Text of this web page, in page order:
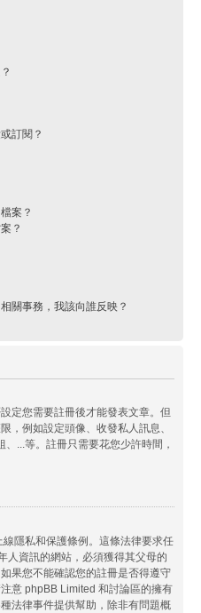
訂閱？
案？
？
關事務，我該向誰反映？
定您需要註冊後才能發表文章。但
，例如設定頭像、收發私人訊息、
...等。註冊只需要花您少許時間，
隱私和保護條例。這條法律要求任
人資訊的網站，必須獲得其父母的
果您不能確認您的註冊是否得遵守
意 phpBB Limited 和討論區的擁有
法律事件提供幫助，除非有問題概